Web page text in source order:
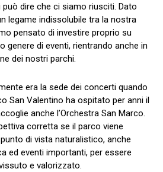
dire che ci siamo riusciti. Dato
legame indissolubile tra la nostra
pensato di investire proprio su
genere di eventi, rientrando anche in
dei nostri parchi.
era la sede dei concerti quando
San Valentino ha ospitato per anni il
anche l’Orchestra San Marco.
corretta se il parco viene
di vista naturalistico, anche
ed eventi importanti, per essere
e valorizzato.